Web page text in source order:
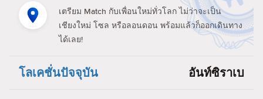
เตรียม Match กับเพื่อนใหม่ทั่วโลก ไม่ว่าจะเป็น
เชียงใหม่ โซล หรือลอนดอน พร้อมแล้วก็ออกเดินทาง
ได้เลย!
โลเคชั่นปัจจุบัน อันท์ซิราเบ